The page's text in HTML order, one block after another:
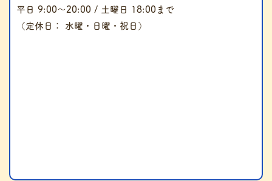
平日 9:00～20:00 / 土曜日 18:00まで
（定休日： 水曜・日曜・祝日）